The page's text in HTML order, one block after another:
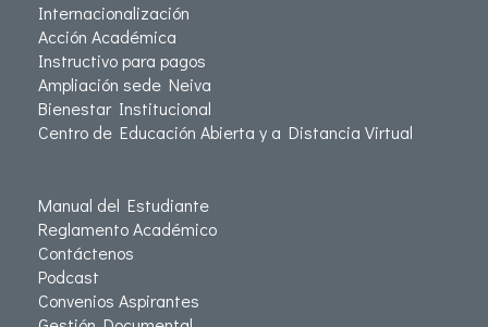
Internacionalización
Acción Académica
Instructivo para pagos
Ampliación sede Neiva
Bienestar Institucional
Centro de Educación Abierta y a Distancia Virtual
Manual del Estudiante
Reglamento Académico
Contáctenos
Podcast
Convenios Aspirantes